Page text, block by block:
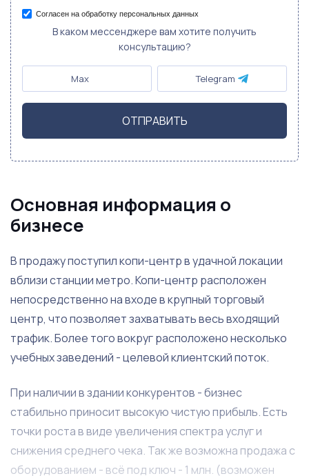
Согласен на обработку персональных данных
В каком мессенджере вам хотите получить
консультацию?
Max Telegram
ОТПРАВИТЬ
Основная информация о
бизнесе
В продажу поступил копи-центр в удачной локации
вблизи станции метро. Копи-центр расположен
непосредственно на входе в крупный торговый
центр, что позволяет захватывать весь входящий
трафик. Более того вокруг расположено несколько
учебных заведений - целевой клиентский поток.
При наличии в здании конкурентов - бизнес
стабильно приносит высокую чистую прибыль. Есть
точки роста в виде увеличения спектра услуг и
снижения среднего чека. Так же возможна продажа с
оборудованием - всё под ключ - 1 млн. (возможен